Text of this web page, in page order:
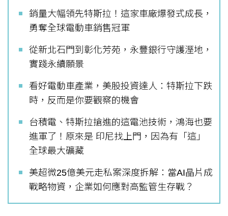
銷量大幅領先特斯拉！這家車廠爆發式成長，
勇奪全球電動車銷售冠軍
從新北石門到彰化芳苑，永豐銀行守護溼地，
實踐永續願景
看好電動車產業，美股投資達人：特斯拉下跌
時，反而是你要觀察的機會
台積電、特斯拉搶進的這電池技術，鴻海也要
進軍了！原來是 印尼找上門，因為有「這」
全球最大礦藏
美超微25億美元走私案深度拆解：當AI晶片成
戰略物資，企業如何應對高監管生存戰？